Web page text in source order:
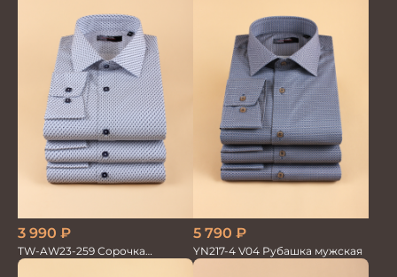
3 990 ₽
TW-AW23-259 Сорочка
мужская
5 790 ₽
YN217-4 V04 Рубашка мужская